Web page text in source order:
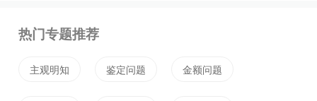
热门专题推荐
主观明知 鉴定问题 金额问题